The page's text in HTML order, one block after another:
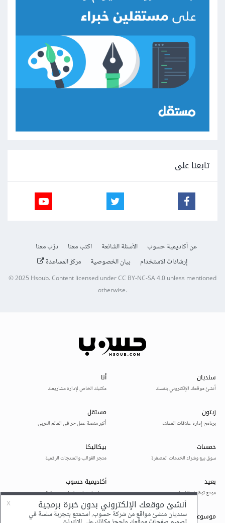
تابعنا على
عن أكاديمية حسوب الأسئلة الشائعة اكتب معنا
درّب معنا
إرشادات الاستخدام
بيان الخصوصية مركز المساعدة
© 2025Hsoub.Content licensed underCC BY-NC-SA 4.0unless mentioned
otherwise.